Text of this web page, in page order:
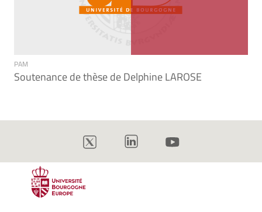
PAM
Soutenance de thèse de Delphine LAROSE